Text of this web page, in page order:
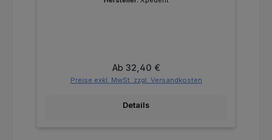
Regulärer Preis:
Ab 32,40 €
Preise exkl. MwSt. zzgl. Versandkosten
Details